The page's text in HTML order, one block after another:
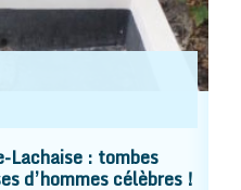
Lachaise : tombes
d’hommes célèbres !